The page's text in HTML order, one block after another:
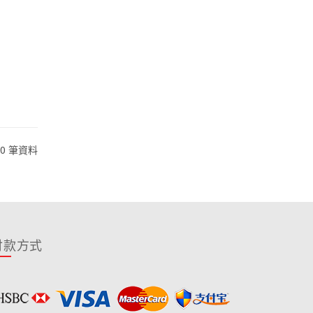
筆資料
款方式